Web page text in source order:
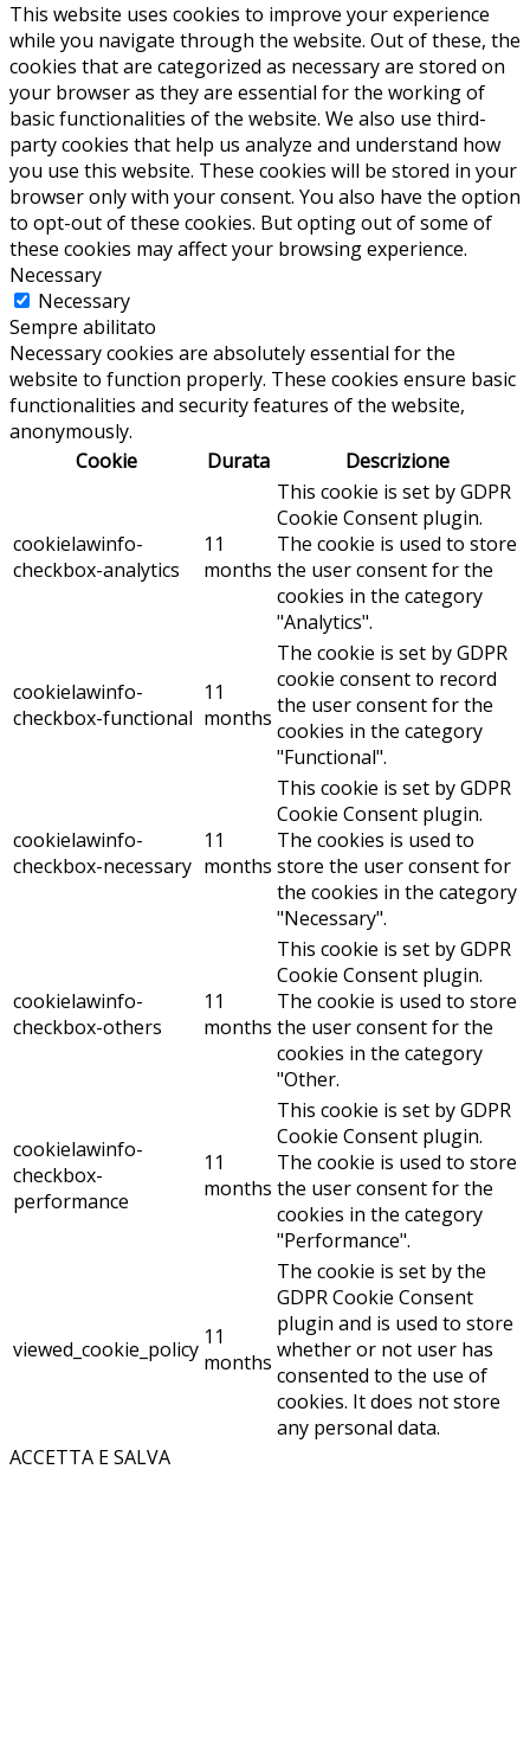
This website uses cookies to improve your experience
while you navigate through the website. Out of these, the
cookies that are categorized as necessary are stored on
your browser as they are essential for the working of
basic functionalities of the website. We also use third-
party cookies that help us analyze and understand how
you use this website. These cookies will be stored in your
browser only with your consent. You also have the option
to opt-out of these cookies. But opting out of some of
these cookies may affect your browsing experience.
Necessary
Necessary
Sempre abilitato
Necessary cookies are absolutely essential for the
website to function properly. These cookies ensure basic
functionalities and security features of the website,
anonymously.
Cookie
Durata Descrizione
cookielawinfo-
checkbox-analytics
11
months
This cookie is set by GDPR
Cookie Consent plugin.
The cookie is used to store
the user consent for the
cookies in the category
"Analytics".
cookielawinfo-
checkbox-functional
11
months
The cookie is set by GDPR
cookie consent to record
the user consent for the
cookies in the category
"Functional".
cookielawinfo-
checkbox-necessary
11
months
This cookie is set by GDPR
Cookie Consent plugin.
The cookies is used to
store the user consent for
the cookies in the category
"Necessary".
cookielawinfo-
checkbox-others
11
months
This cookie is set by GDPR
Cookie Consent plugin.
The cookie is used to store
the user consent for the
cookies in the category
"Other.
cookielawinfo-
checkbox-
performance
11
months
This cookie is set by GDPR
Cookie Consent plugin.
The cookie is used to store
the user consent for the
cookies in the category
"Performance".
viewed_cookie_policy 11
months
The cookie is set by the
GDPR Cookie Consent
plugin and is used to store
whether or not user has
consented to the use of
cookies. It does not store
any personal data.
ACCETTA E SALVA